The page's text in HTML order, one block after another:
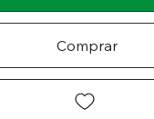
Comprar